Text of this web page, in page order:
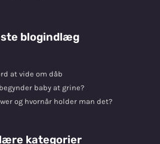
blogindlæg
at vide om dåb
baby at grine?
og hvornår holder man det?
kategorier